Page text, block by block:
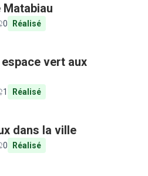
0 Réalisé
vert aux
1 Réalisé
dans la ville
0 Réalisé